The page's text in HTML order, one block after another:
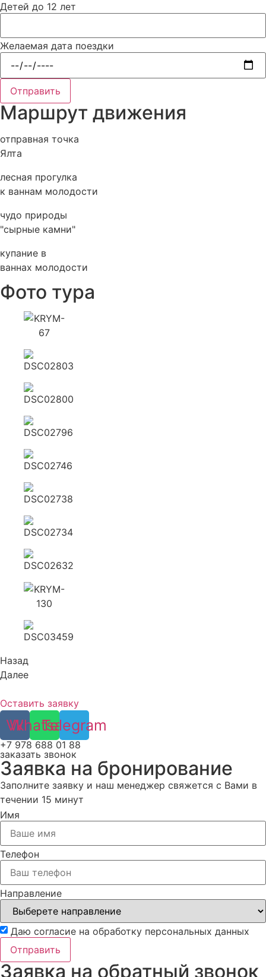
Детей до 12 лет
Желаемая дата поездки
Отправить
Маршрут движения
отправная точка
Ялта
лесная прогулка
к ваннам молодости
чудо природы
"сырные камни"
купание в
ваннах молодости
Фото тура
Назад
Далее
Оставить заявку
Vk
Whatsapp
Telegram
+7 978 688 01 88
заказать звонок
Заявка на бронирование
Заполните заявку и наш менеджер свяжется с Вами в
течении 15 минут
Имя
Телефон
Направление
Даю согласие на обработку персональных данных
Отправить
Заявка на обратный звонок